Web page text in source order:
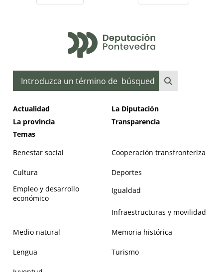
Buscar
Actualidad
La Diputación
La provincia
Transparencia
Temas
Benestar social
Cooperación transfronteriza
Cultura
Deportes
Empleo y desarrollo
económico
Igualdad
Infraestructuras y movilidad
Medio natural Memoria histórica
Lengua Turismo